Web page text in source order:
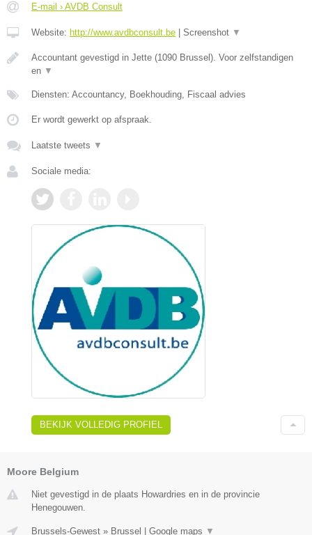
E-mail › AVDB Consult
Website: http://www.avdbconsult.be | Screenshot ▼
Accountant gevestigd in Jette (1090 Brussel). Voor zelfstandigen
en ▼
Diensten: Accountancy, Boekhouding, Fiscaal advies
Er wordt gewerkt op afspraak.
Laatste tweets ▼
Sociale media:
BEKIJK VOLLEDIG PROFIEL
Moore Belgium
Niet gevestigd in de plaats Howardries en in de provincie
Henegouwen.
Brussels-Gewest » Brussel | Google maps ▼